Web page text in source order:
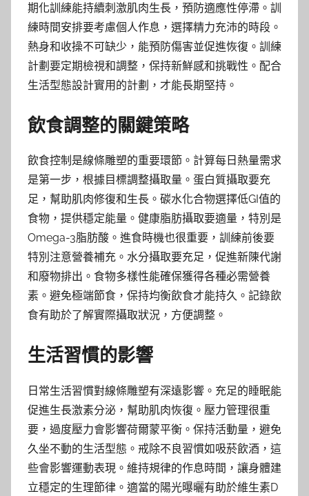
期化訓練能持續刺激肌肉生長，預防適應性停滯。訓
練時間安排要考慮個人作息，選擇精力充沛的時段。
熱身和收操不可缺少，能預防傷害並促進恢復。訓練
計劃要定期檢視和調整，保持新鮮感和挑戰性。配合
生活型態設計實用的計劃，才能長期堅持。
飲食調整的關鍵策略
飲食控制是線條雕塑的重要環節。計算每日熱量需求
是第一步，根據目標調整攝取量。蛋白質攝取要充
足，幫助肌肉修復和生長。碳水化合物選擇低GI值的
食物，提供穩定能量。健康脂肪攝取要適量，特別是
Omega-3脂肪酸。進食時機也很重要，訓練前後要
特別注意營養補充。水分攝取要充足，促進新陳代謝
和廢物排出。食物多樣性能確保獲得各種必需營養
素。避免極端節食，保持均衡飲食才能持久。記錄飲
食有助於了解實際攝取狀況，方便調整。
生活習慣的影響
日常生活習慣對線條雕塑有深遠影響。充足的睡眠能
促進生長激素分泌，幫助肌肉恢復。壓力管理很重
要，過度壓力會影響荷爾蒙平衡。保持活動量，避免
久坐不動的生活型態。戒除不良習慣如吸菸飲酒，這
些會影響運動表現。維持規律的作息時間，讓身體建
立穩定的生理節律。適當的陽光曝曬有助於維生素D